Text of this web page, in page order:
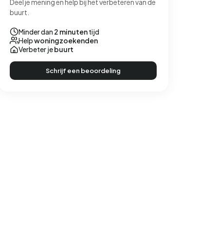
Deel je mening en help bij het verbeteren van de
buurt.
Minder dan 2 minutentijd
Helpwoningzoekenden
Verbeter jebuurt
Schrijf een beoordeling